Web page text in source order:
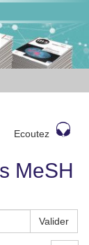
Ecoutez
MeSH
Valider